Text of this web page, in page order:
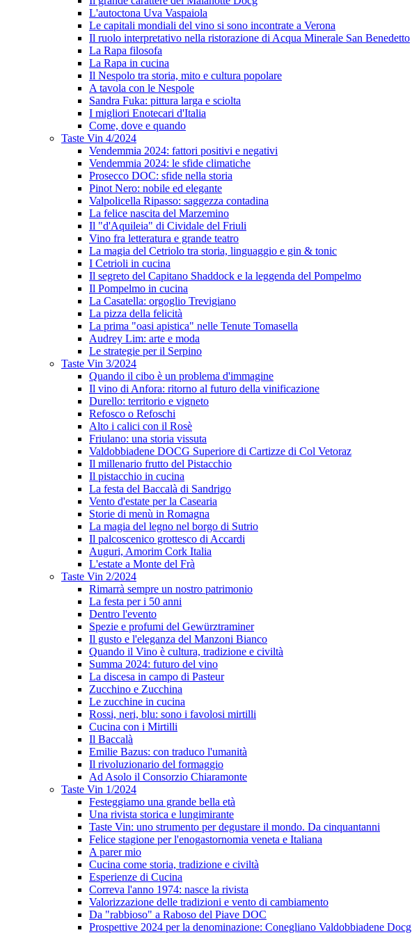
L'autoctona Uva Vaspaiola
Le capitali mondiali del vino si sono incontrate a Verona
Il ruolo interpretativo nella ristorazione di Acqua Minerale San Benedetto
La Rapa filosofa
La Rapa in cucina
Il Nespolo tra storia, mito e cultura popolare
A tavola con le Nespole
Sandra Fuka: pittura larga e sciolta
I migliori Enotecari d'Italia
Come, dove e quando
Taste Vin 4/2024
Vendemmia 2024: fattori positivi e negativi
Vendemmia 2024: le sfide climatiche
Prosecco DOC: sfide nella storia
Pinot Nero: nobile ed elegante
Valpolicella Ripasso: saggezza contadina
La felice nascita del Marzemino
Il "d'Aquileia" di Cividale del Friuli
Vino fra letteratura e grande teatro
La magia del Cetriolo tra storia, linguaggio e gin & tonic
I Cetrioli in cucina
Il segreto del Capitano Shaddock e la leggenda del Pompelmo
Il Pompelmo in cucina
La Casatella: orgoglio Trevigiano
La pizza della felicità
La prima "oasi apistica" nelle Tenute Tomasella
Audrey Lim: arte e moda
Le strategie per il Serpino
Taste Vin 3/2024
Quando il cibo è un problema d'immagine
Il vino di Anfora: ritorno al futuro della vinificazione
Durello: territorio e vigneto
Refosco o Refoschi
Alto i calici con il Rosè
Friulano: una storia vissuta
Valdobbiadene DOCG Superiore di Cartizze di Col Vetoraz
Il millenario frutto del Pistacchio
Il pistacchio in cucina
La festa del Baccalà di Sandrigo
Vento d'estate per la Casearia
Storie di menù in Romagna
La magia del legno nel borgo di Sutrio
Il palcoscenico grottesco di Accardi
Auguri, Amorim Cork Italia
L'estate a Monte del Frà
Taste Vin 2/2024
Rimarrà sempre un nostro patrimonio
La festa per i 50 anni
Dentro l'evento
Spezie e profumi del Gewürztraminer
Il gusto e l'eleganza del Manzoni Bianco
Quando il Vino è cultura, tradizione e civiltà
Summa 2024: futuro del vino
La discesa in campo di Pasteur
Zucchino e Zucchina
Le zucchine in cucina
Rossi, neri, blu: sono i favolosi mirtilli
Cucina con i Mirtilli
Il Baccalà
Emilie Bazus: con traduco l'umanità
Il rivoluzionario del formaggio
Ad Asolo il Consorzio Chiaramonte
Taste Vin 1/2024
Festeggiamo una grande bella età
Una rivista storica e lungimirante
Taste Vin: uno strumento per degustare il mondo. Da cinquantanni
Felice stagione per l'enogastornomia veneta e Italiana
A parer mio
Cucina come storia, tradizione e civiltà
Esperienze di Cucina
Correva l'anno 1974: nasce la rivista
Valorizzazione delle tradizioni e vento di cambiamento
Da "rabbioso" a Raboso del Piave DOC
Prospettive 2024 per la denominazione: Conegliano Valdobbiadene Docg